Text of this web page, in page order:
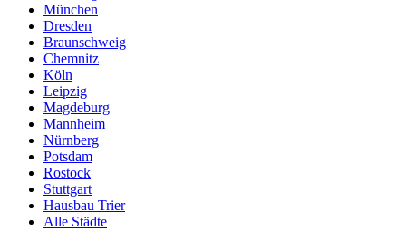
München
Dresden
Braunschweig
Chemnitz
Köln
Leipzig
Magdeburg
Mannheim
Nürnberg
Potsdam
Rostock
Stuttgart
Hausbau Trier
Alle Städte